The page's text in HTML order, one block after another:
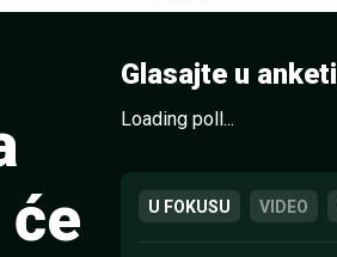
Glasajte u anketi
Loading poll...
U FOKUSU VIDEO